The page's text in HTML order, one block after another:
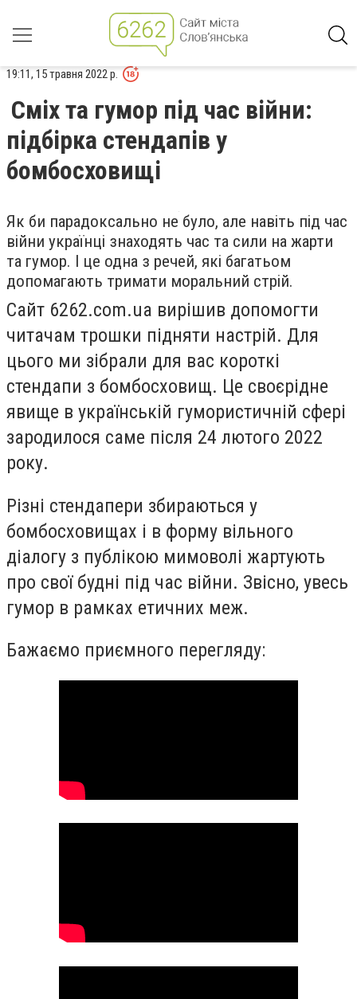
19:11, 15 травня 2022 р.
Сміх та гумор під час війни:
підбірка стендапів у
бомбосховищі
Як би парадоксально не було, але навіть під час
війни українці знаходять час та сили на жарти
та гумор. І це одна з речей, які багатьом
допомагають тримати моральний стрій.
Сайт 6262.com.ua вирішив допомогти
читачам трошки підняти настрій. Для
цього ми зібрали для вас короткі
стендапи з бомбосховищ. Це своєрідне
явище в українській гумористичній сфері
зародилося саме після 24 лютого 2022
року.
Різні стендапери збираються у
бомбосховищах і в форму вільного
діалогу з публікою мимоволі жартують
про свої будні під час війни. Звісно, увесь
гумор в рамках етичних меж.
Бажаємо приємного перегляду: